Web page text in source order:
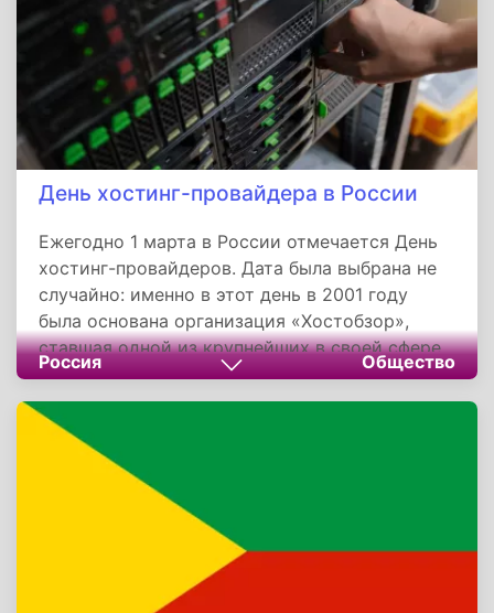
День хостинг-провайдера в России
Ежегодно 1 марта в России отмечается День
хостинг-провайдеров. Дата была выбрана не
случайно: именно в этот день в 2001 году
была основана организация «Хостобзор»,
ставшая одной из крупнейших в своей сфере.
Её главной задачей стало регулирование
деятельности хостинг-провайдеров и
повышение стандартов качества их услуг.
Россия Общество